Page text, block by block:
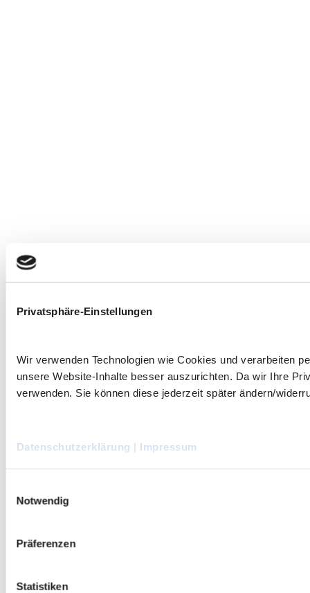
Privatsphäre-Einstellungen
Wir verwenden Technologien wie Cookies und verarbeiten
unsere Website-Inhalte besser auszurichten. Da wir Ihre
verwenden. Sie können diese jederzeit später ändern/
Datenschutzerklärung | Impressum
Notwendig
Präferenzen
Statistiken